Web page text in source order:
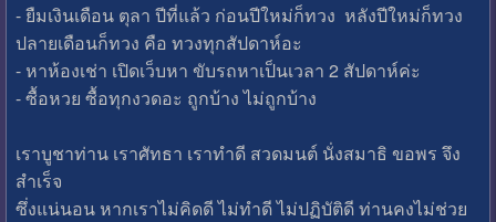
- ยืมเงินเดือน ตุลา ปีที่แล้ว ก่อนปีใหม่ก็ทวง หลังปีใหม่ก็ทวง
ปลายเดือนก็ทวง คือ ทวงทุกสัปดาห์อะ
- หาห้องเช่า เปิดเว็บหา ขับรถหาเป็นเวลา 2 สัปดาห์ค่ะ
- ซื้อหวย ซื้อทุกงวดอะ ถูกบ้าง ไม่ถูกบ้าง
เราบูชาท่าน เราศัทธา เราทำดี สวดมนต์ นั่งสมาธิ ขอพร จึง
สำเร็จ
ซึ่งแน่นอน หากเราไม่คิดดี ไม่ทำดี ไม่ปฏิบัติดี ท่านคงไม่ช่วย